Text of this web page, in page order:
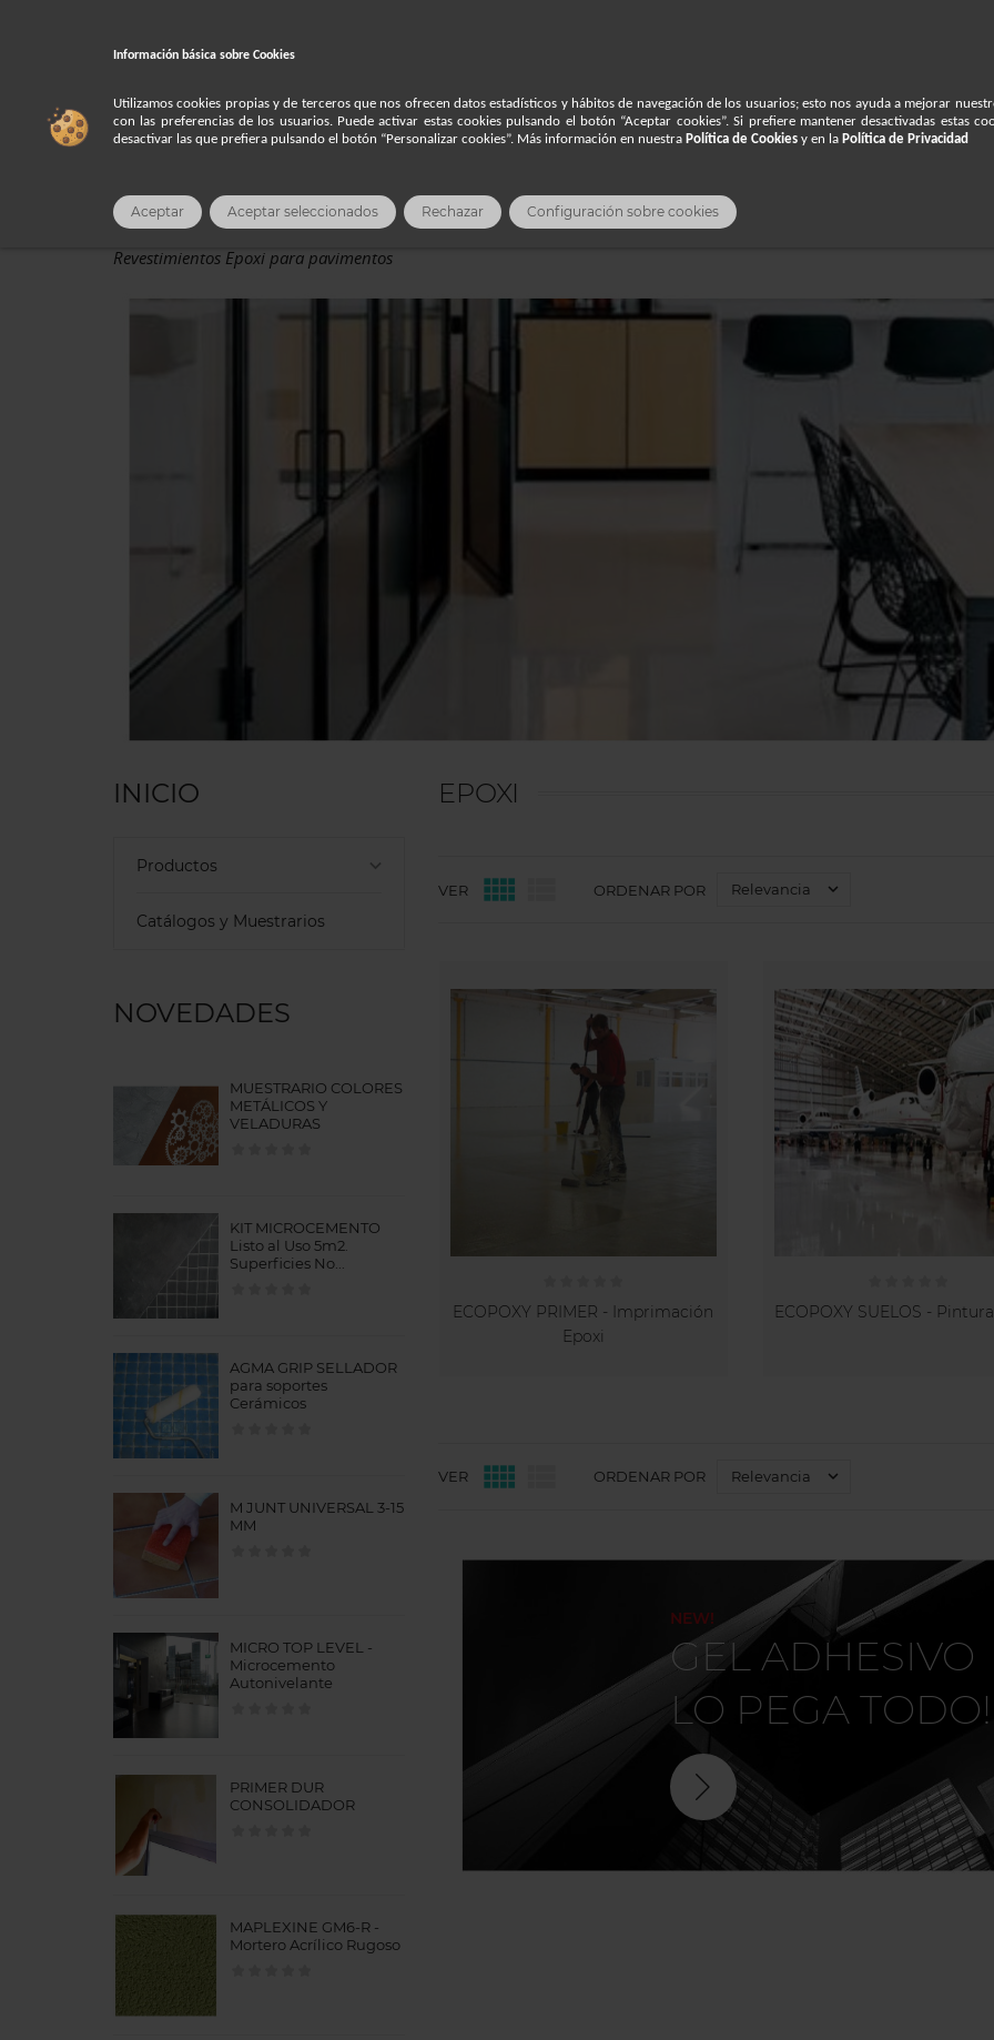
Información básica sobre Cookies
Utilizamos cookies propias y de terceros que nos ofrecen datos estadísticos y hábitos de navegación de los usuarios; esto nos ayuda a mejorar
con las preferencias de los usuarios. Puede activar estas cookies pulsando el botón “Aceptar cookies”. Si prefiere mantener desactivadas estas
desactivar las que prefiera pulsando el botón “Personalizar cookies”. Más información en nuestra Política de Cookies y en la Política de Privacidad
Aceptar Aceptar seleccionados Rechazar Configuración sobre cookies
Inicio Productos EPOXI
EPOXI
Revestimientos Epoxi para pavimentos
INICIO
Productos keyboard_arrow_down
Catálogos y Muestrarios
NOVEDADES
MUESTRARIO COLORES
METÁLICOS Y
VELADURAS
KIT MICROCEMENTO
Listo al Uso 5m2.
Superficies No...
AGMA GRIP SELLADOR
para soportes
Cerámicos
M JUNT UNIVERSAL 3-15
MM
MICRO TOP LEVEL -
Microcemento
Autonivelante
PRIMER DUR
CONSOLIDADOR
MAPLEXINE GM6-R -
Mortero Acrílico Rugoso
EPOXI
VER  ORDENAR POR Relevancia 
ECOPOXY PRIMER - Imprimación
Epoxi
ECOPOXY SUELOS -
VER  ORDENAR POR Relevancia 
NEW!
GEL ADHESIVO
LO PEGA